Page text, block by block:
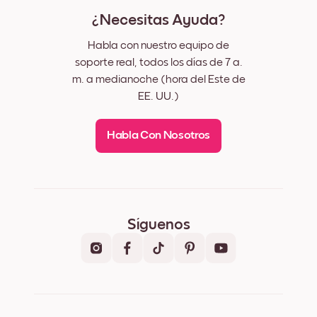
¿Necesitas Ayuda?
Habla con nuestro equipo de
soporte real, todos los días de 7 a.
m. a medianoche (hora del Este de
EE. UU.)
Habla Con Nosotros
Síguenos